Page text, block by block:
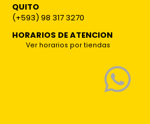
QUITO
(+593) 98 317 3270
HORARIOS DE ATENCION
Ver horarios por tiendas